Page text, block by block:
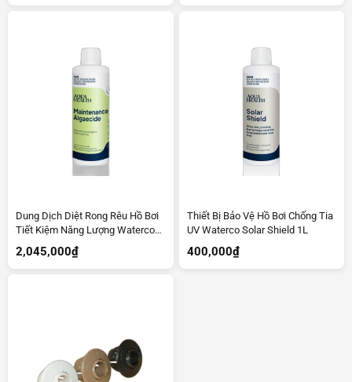
Dung Dịch Diệt Rong Rêu Hồ Bơi
Tiết Kiệm Năng Lượng Waterco
2,045,000₫
Thiết Bị Bảo Vệ Hồ Bơi Chống Tia
UV Waterco Solar Shield 1L
400,000₫